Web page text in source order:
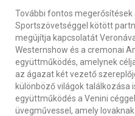
További fontos megerősítések
Sportszövetséggel kötött
megújítja kapcsolatát
Westernshow és a cremonai
együttműködés, amelynek
az ágazat két vezető
különböző világok találkozása
együttműködés a Venini
üvegművessel, amely